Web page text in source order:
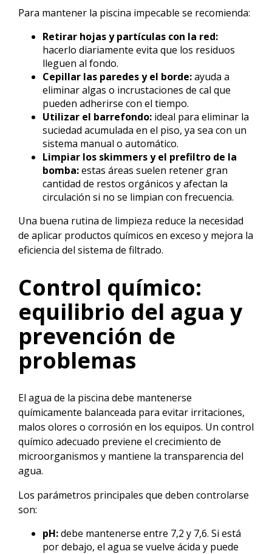
Para mantener la piscina impecable se recomienda:
Retirar hojas y partículas con la red:
hacerlo diariamente evita que los residuos
lleguen al fondo.
Cepillar las paredes y el borde:ayuda a
eliminar algas o incrustaciones de cal que
pueden adherirse con el tiempo.
Utilizar el barrefondo:ideal para eliminar la
suciedad acumulada en el piso, ya sea con un
sistema manual o automático.
Limpiar los skimmers y el prefiltro de la
bomba:estas áreas suelen retener gran
cantidad de restos orgánicos y afectan la
circulación si no se limpian con frecuencia.
Una buena rutina de limpieza reduce la necesidad
de aplicar productos químicos en exceso y mejora la
eficiencia del sistema de filtrado.
Control químico:
equilibrio del agua y
prevención de
problemas
El agua de la piscina debe mantenerse
químicamente balanceada para evitar irritaciones,
malos olores o corrosión en los equipos. Un control
químico adecuado previene el crecimiento de
microorganismos y mantiene la transparencia del
agua.
Los parámetros principales que deben controlarse
son:
pH:debe mantenerse entre 7,2 y 7,6. Si está
por debajo, el agua se vuelve ácida y puede